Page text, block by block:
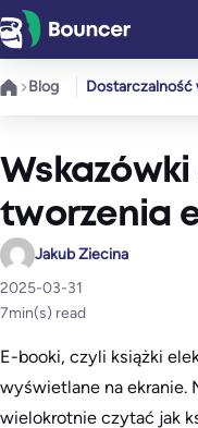
Przejdź
do
treści
Blog Dostarczalność
tworzenia
Jakub Ziecina
2025-03-31
7min(s) read
E-booki, czyli książki
wyświetlane na ekranie.
wielokrotnie czytać jak